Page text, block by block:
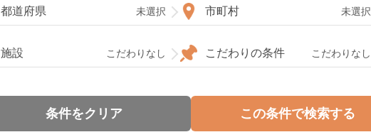
都道府県 未選択 市町村 未選択
施設 こだわりなし こだわりの条件 こだわりなし
条件をクリア